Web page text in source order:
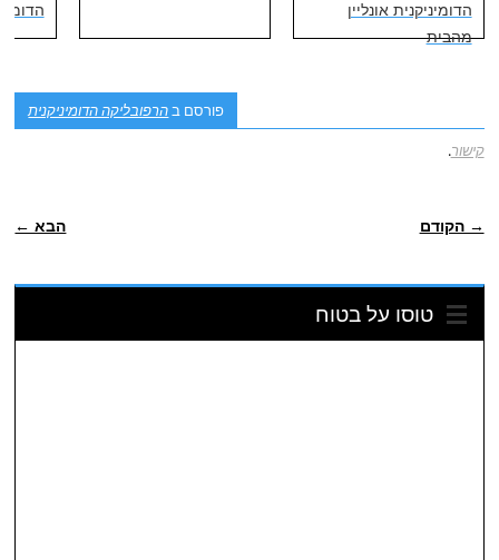
הדומיניקנית אונליין
מהבית
פורסם בהרפובליקה הדומיניקנית
קישור.
→ הקודם הבא ←
טוסו על בטוח